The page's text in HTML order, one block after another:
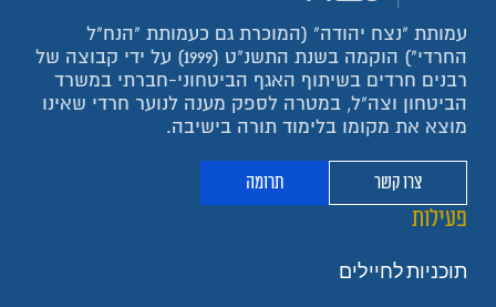
עמותת "נצח יהודה" (המוכרת גם כעמותת "הנח"ל
החרדי") הוקמה בשנת התשנ"ט (1999) על ידי קבוצה של
רבנים חרדים בשיתוף האגף הביטחוני-חברתי במשרד
הביטחון וצה"ל, במטרה לספק מענה לנוער חרדי שאינו
מוצא את מקומו בלימוד תורה בישיבה.
צרו קשר תרומה
פעילות
תוכניות לחיילים